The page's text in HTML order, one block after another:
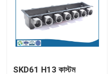
অ্যালুমিনিয়াম ডাই ঢালাই
ইভি খুচরা যন্ত্রাংশ
CNC মেশিনিং যন্ত্রাংশ
SKD61 H13 কাস্টম